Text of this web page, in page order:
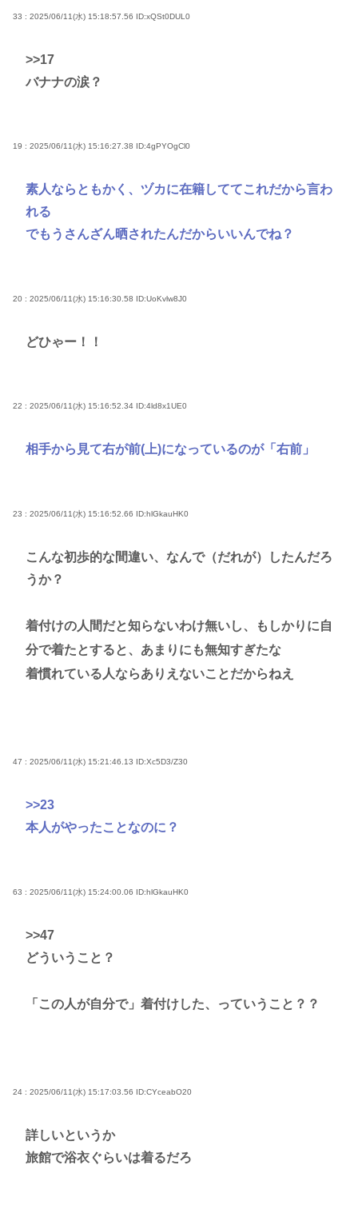
33 : 2025/06/11(水) 15:18:57.56 ID:xQSt0DUL0
>>17
バナナの涙？
19 : 2025/06/11(水) 15:16:27.38 ID:4gPYOgCl0
素人ならともかく、ヅカに在籍しててこれだから言わ
れる
でもうさんざん晒されたんだからいいんでね？
20 : 2025/06/11(水) 15:16:30.58 ID:UoKvlw8J0
どひゃー！！
22 : 2025/06/11(水) 15:16:52.34 ID:4ld8x1UE0
相手から見て右が前(上)になっているのが「右前」
23 : 2025/06/11(水) 15:16:52.66 ID:hlGkauHK0
こんな初歩的な間違い、なんで（だれが）したんだろ
うか？
着付けの人間だと知らないわけ無いし、もしかりに自
分で着たとすると、あまりにも無知すぎたな
着慣れている人ならありえないことだからねえ
47 : 2025/06/11(水) 15:21:46.13 ID:Xc5D3/Z30
>>23
本人がやったことなのに？
63 : 2025/06/11(水) 15:24:00.06 ID:hlGkauHK0
>>47
どういうこと？
「この人が自分で」着付けした、っていうこと？？
24 : 2025/06/11(水) 15:17:03.56 ID:CYceabO20
詳しいというか
旅館で浴衣ぐらいは着るだろ